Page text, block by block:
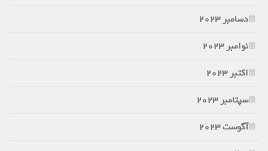
دسامبر 2023
نوامبر 2023
اکتبر 2023
سپتامبر 2023
آگوست 2023